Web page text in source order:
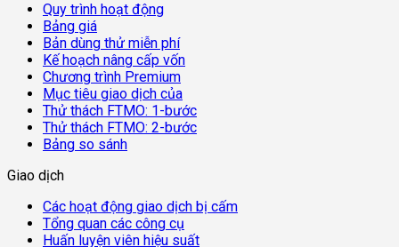
Quy trình hoạt động
Bảng giá
Bản dùng thử miễn phí
Kế hoạch nâng cấp vốn
Chương trình Premium
Mục tiêu giao dịch của
Thử thách FTMO: 1-bước
Thử thách FTMO: 2-bước
Bảng so sánh
Giao dịch
Các hoạt động giao dịch bị cấm
Tổng quan các công cụ
Huấn luyện viên hiệu suất